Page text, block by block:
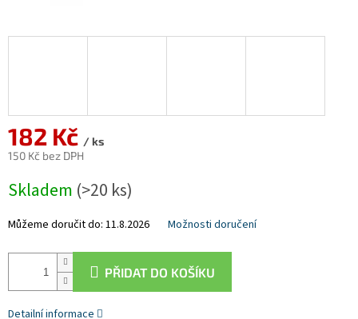
182 Kč / ks
150 Kč bez DPH
cena:
Skladem (>20 ks)
Můžeme doručit do: 11.8.2026 Možnosti doručení
PŘIDAT DO KOŠÍKU
Detailní informace